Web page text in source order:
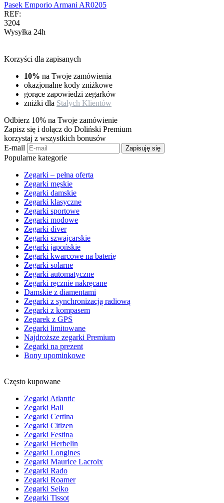
Pasek Emporio Armani AR0205
REF:
3204
Wysyłka 24h
Korzyści dla zapisanych
10% na Twoje zamówienia
okazjonalne kody zniżkowe
gorące zapowiedzi zegarków
zniżki dla Stałych Klientów
Odbierz 10% na Twoje zamówienie
Zapisz się i dołącz do Doliński Premium
korzystaj z wszystkich bonusów
E-mail
Zapisuję się
Popularne kategorie
Zegarki – pełna oferta
Zegarki męskie
Zegarki damskie
Zegarki klasyczne
Zegarki sportowe
Zegarki modowe
Zegarki diver
Zegarki szwajcarskie
Zegarki japońskie
Zegarki kwarcowe na baterię
Zegarki solarne
Zegarki automatyczne
Zegarki ręcznie nakręcane
Damskie z diamentami
Zegarki z synchronizacją radiową
Zegarki z kompasem
Zegarek z GPS
Zegarki limitowane
Najdroższe zegarki Premium
Zegarki na prezent
Bony upominkowe
Często kupowane
Zegarki Atlantic
Zegarki Ball
Zegarki Certina
Zegarki Citizen
Zegarki Festina
Zegarki Herbelin
Zegarki Longines
Zegarki Maurice Lacroix
Zegarki Rado
Zegarki Roamer
Zegarki Seiko
Zegarki Tissot